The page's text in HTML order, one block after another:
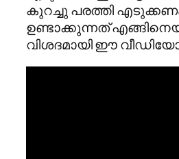
കുറച്ചു പരത്തി എടുക്കണം
ഉണ്ടാക്കുന്നത്
വിശദമായി ഈ